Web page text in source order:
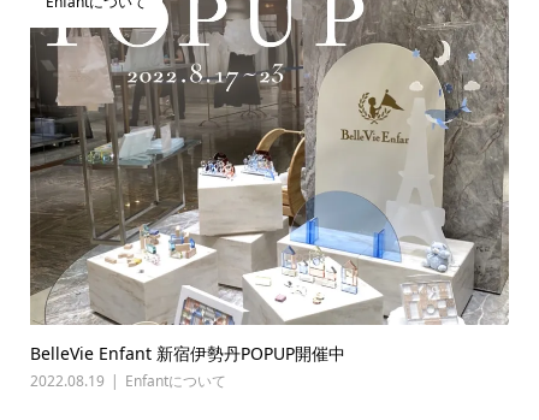
BelleVie Enfant 新宿伊勢丹POPUP開催中
2022.08.19 Enfantについて